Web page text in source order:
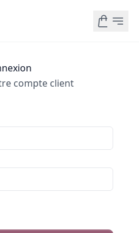
compte client